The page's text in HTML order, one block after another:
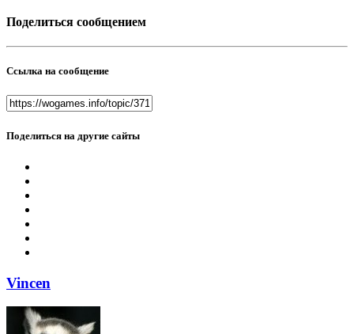
Поделиться сообщением
Ссылка на сообщение
Поделиться на другие сайты
Vincen